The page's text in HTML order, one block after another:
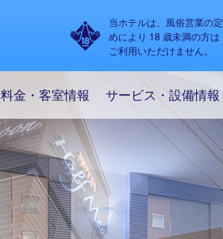
当ホテルは、風俗営業の定
めにより 18 歳未満の方は
ご利用いただけません。
料金・客室情報 サービス・設備情報